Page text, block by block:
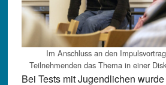
Im Anschluss an den
Teilnehmenden das Thema in einer
Bei Tests mit Jugendlichen